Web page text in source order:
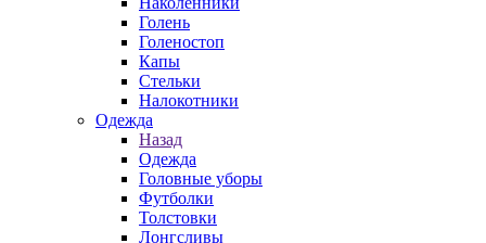
Голень
Голеностоп
Капы
Стельки
Налокотники
Одежда
Назад
Одежда
Головные уборы
Футболки
Толстовки
Лонгсливы